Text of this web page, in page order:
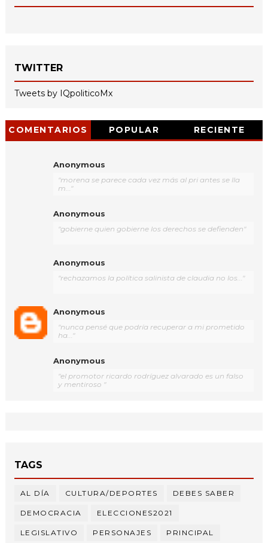
TWITTER
Tweets by IQpoliticoMx
COMENTARIOS POPULAR RECIENTE
Anonymous
"morena se parece cada vez más al pri antes se lla
m..."
Anonymous
"gobierne quien gobierne los derechos se defienden"
Anonymous
"rechazamos la política salinista de claudia no los..."
Anonymous
"nunca pensé que podría recuperar a mi prometido
ha..."
Anonymous
"el promotor ricardo rodríguez alvarado es un falso
y mentiroso "
TAGS
AL DÍA CULTURA/DEPORTES DEBES SABER
DEMOCRACIA ELECCIONES2021
LEGISLATIVO PERSONAJES PRINCIPAL